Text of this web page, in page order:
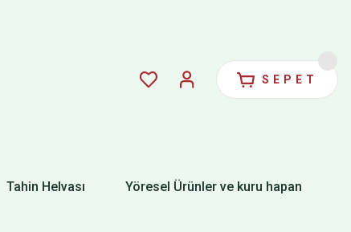
SEPET
Tahin Helvası Yöresel Ürünler ve kuru hapan